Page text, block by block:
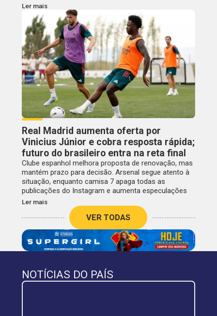
Ler mais
Real Madrid aumenta oferta por
Vinicius Júnior e cobra resposta rápida;
futuro do brasileiro entra na reta final
Clube espanhol melhora proposta de renovação, mas
mantém prazo para decisão. Arsenal segue atento à
situação, enquanto camisa 7 apaga todas as
publicações do Instagram e aumenta especulações
Ler mais
VER TODAS
NOTÍCIAS DO PAÍS